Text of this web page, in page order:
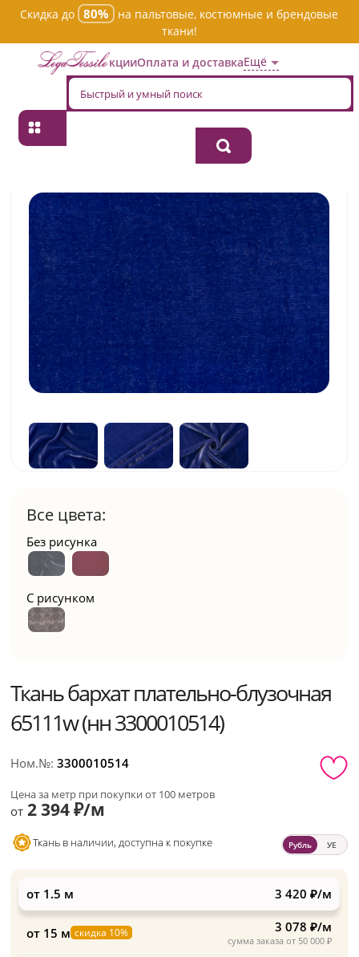
Скидка до 80%
на пальтовые, костюмные и брендовые
ткани!
АкцииОплата и доставкаЕщё
Главная
Ткань бархат плательно-
Все цвета:
Без рисунка
С рисунком
Ткань бархат плательно-блузочная
65111w (нн 3300010514)
Ном.№:3300010514
Цена за метр при покупки от 100 метров
от 2 394 ₽/м
Ткань в наличии, доступна к покупке Рубль УЕ
от 1.5 м 3 420 ₽/м
от 15 м скидка 10%
сумма заказа от 50 000 ₽
3 078 ₽/м